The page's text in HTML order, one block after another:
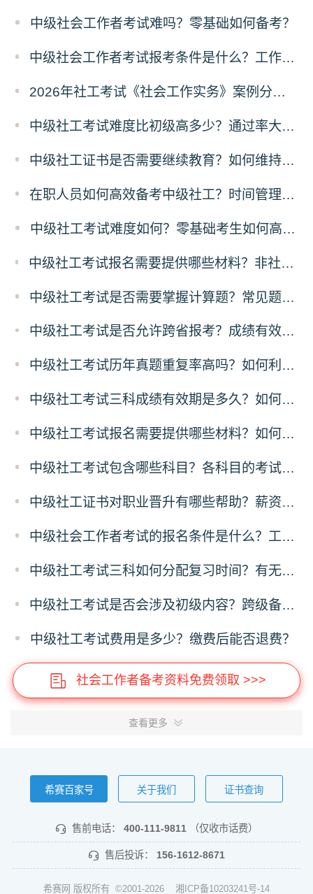
中级社会工作者考试难吗？零基础如何备考？
中级社会工作者考试报考条件是什么？工作年限怎么算？
2026年社工考试《社会工作实务》案例分析题解题技巧
中级社工考试难度比初级高多少？通过率大概是多少？
中级社工证书是否需要继续教育？如何维持证书有效性？
在职人员如何高效备考中级社工？时间管理技巧有哪些？
中级社工考试难度如何？零基础考生如何高效备考？
中级社工考试报名需要提供哪些材料？非社工专业如何认定工作年限？
中级社工考试是否需要掌握计算题？常见题型有哪些？
中级社工考试是否允许跨省报考？成绩有效期是多久？
中级社工考试历年真题重复率高吗？如何利用真题查漏补缺？
中级社工考试三科成绩有效期是多久？如何规划两年通过策略？
中级社工考试报名需要提供哪些材料？如何进行资格审核？
中级社工考试包含哪些科目？各科目的考试重点和题型是什么？
中级社工证书对职业晋升有哪些帮助？薪资涨幅大概是多少？
中级社会工作者考试的报名条件是什么？工作年限如何计算？
中级社工考试三科如何分配复习时间？有无高效学习顺序？
中级社工考试是否会涉及初级内容？跨级备考需要注意什么？
中级社工考试费用是多少？缴费后能否退费？
社会工作者备考资料免费领取 >>>
查看更多
希赛百家号 关于我们 证书查询
售前电话： 400-111-9811 （仅收市话费）
售后投诉： 156-1612-8671
希赛网 版权所有 ©2001-2026 湘ICP备10203241号-14